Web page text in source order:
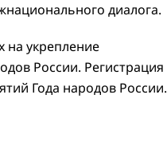
диалога.
на укрепление
России. Регистрация
Года народов России.